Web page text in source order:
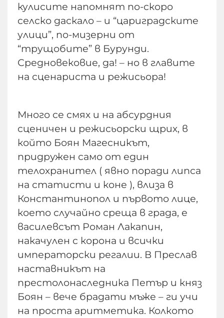
кулисите напомнят по-скоро
селско даскало – и “цариградските
улици”, по-мизерни от
“трущобите” в Бурунди.
Средновековие, да! – но в главите
на сценариста и режисьора!
Много се смях и на абсурдния
сценичен и режисьорски щрих, в
който Боян Магесникът,
придружен само от един
телохранител ( явно поради липса
на статисти и коне ), влиза в
Константинопол и първото лице,
което случайно среща в града, е
василевсът Роман Лакапин,
накачулен с корона и всички
императорски регалии. В Преслав
наставникът на
престолонаследника Петър и княз
Боян – вече брадати мъже – ги учи
на проста аритметика. Колкото